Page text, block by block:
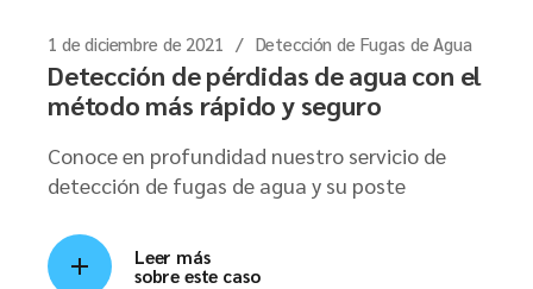
1 de diciembre de 2021 Detección de Fugas de Agua
Detección de pérdidas de agua con el
método más rápido y seguro
Conoce en profundidad nuestro servicio de
detección de fugas de agua y su poste
Leer más
sobre este caso